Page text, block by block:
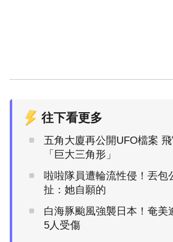
往下看更多
五角大廈再公開UFO檔案
「巨大三角形」
啦啦隊員遭輪流性侵！丟包
扯：她自願的
白海豚颱風強襲日本！奄美
5人受傷